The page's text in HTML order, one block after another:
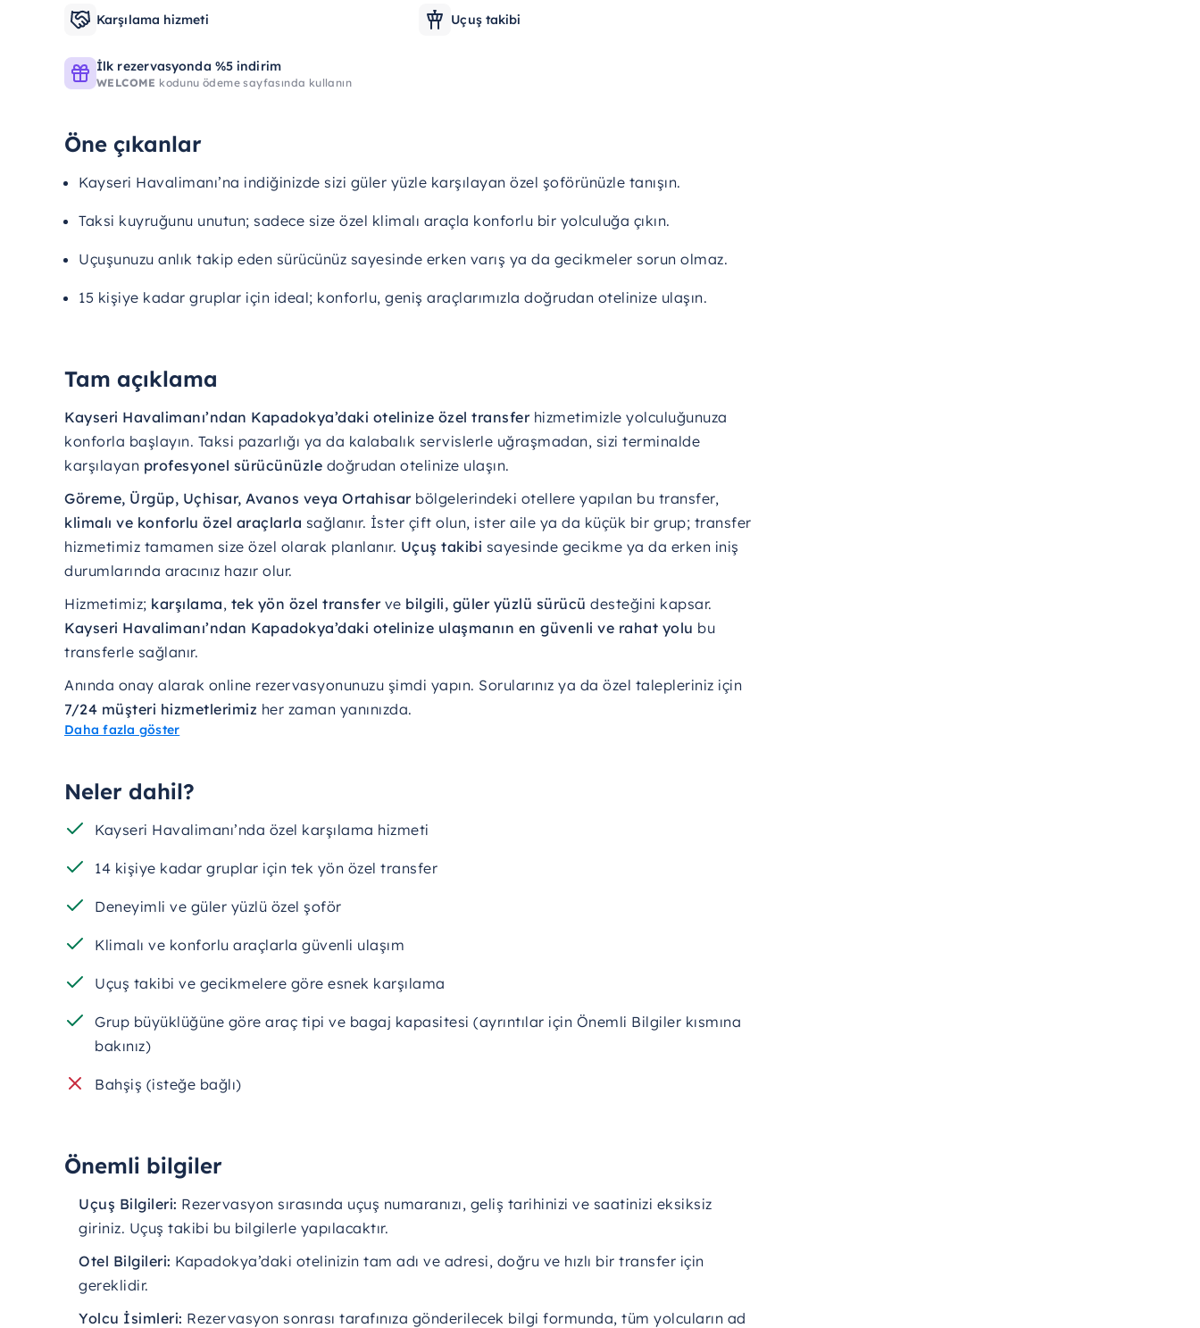
Karşılama hizmeti Uçuş takibi
İlk rezervasyonda %5 indirim
WELCOME kodunu ödeme sayfasında kullanın
Öne çıkanlar
Kayseri Havalimanı’na indiğinizde sizi güler yüzle karşılayan özel şoförünüzle tanışın.
Taksi kuyruğunu unutun; sadece size özel klimalı araçla konforlu bir yolculuğa çıkın.
Uçuşunuzu anlık takip eden sürücünüz sayesinde erken varış ya da gecikmeler sorun olmaz.
15 kişiye kadar gruplar için ideal; konforlu, geniş araçlarımızla doğrudan otelinize ulaşın.
Tam açıklama
Kayseri Havalimanı’ndan Kapadokya’daki otelinize özel transfer hizmetimizle yolculuğunuza
konforla başlayın. Taksi pazarlığı ya da kalabalık servislerle uğraşmadan, sizi terminalde
karşılayan profesyonel sürücünüzle doğrudan otelinize ulaşın.
Göreme, Ürgüp, Uçhisar, Avanos veya Ortahisar bölgelerindeki otellere yapılan bu transfer,
klimalı ve konforlu özel araçlarla sağlanır. İster çift olun, ister aile ya da küçük bir grup; transfer
hizmetimiz tamamen size özel olarak planlanır. Uçuş takibi sayesinde gecikme ya da erken iniş
durumlarında aracınız hazır olur.
Hizmetimiz; karşılama, tek yön özel transfer ve bilgili, güler yüzlü sürücü desteğini kapsar.
Kayseri Havalimanı’ndan Kapadokya’daki otelinize ulaşmanın en güvenli ve rahat yolu bu
transferle sağlanır.
Anında onay alarak online rezervasyonunuzu şimdi yapın. Sorularınız ya da özel talepleriniz için
7/24 müşteri hizmetlerimiz her zaman yanınızda.
Kapadokya’ya
Daha fazla göster
Neler dahil?
Kayseri Havalimanı’nda özel karşılama hizmeti
14 kişiye kadar gruplar için tek yön özel transfer
Deneyimli ve güler yüzlü özel şoför
Klimalı ve konforlu araçlarla güvenli ulaşım
Uçuş takibi ve gecikmelere göre esnek karşılama
Grup büyüklüğüne göre araç tipi ve bagaj kapasitesi (ayrıntılar için Önemli Bilgiler kısmına
bakınız)
Bahşiş (isteğe bağlı)
Önemli bilgiler
Uçuş Bilgileri: Rezervasyon sırasında uçuş numaranızı, geliş tarihinizi ve saatinizi eksiksiz
giriniz. Uçuş takibi bu bilgilerle yapılacaktır.
Otel Bilgileri: Kapadokya’daki otelinizin tam adı ve adresi, doğru ve hızlı bir transfer için
gereklidir.
Yolcu İsimleri: Rezervasyon sonrası tarafınıza gönderilecek bilgi formunda, tüm yolcuların ad